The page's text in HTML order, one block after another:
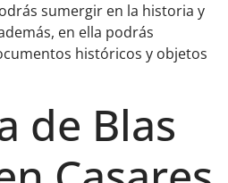
sumergir en la historia y
en ella podrás
históricos y objetos
de Blas